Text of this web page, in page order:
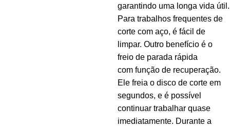
garantindo uma longa vida útil.
Para trabalhos frequentes de
corte com aço, é fácil de
limpar. Outro benefício é o
freio de parada rápida
com função de recuperação.
Ele freia o disco de corte em
segundos, e é possível
continuar trabalhar quase
imediatamente. Durante a